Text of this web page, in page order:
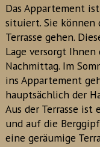
Das Appartement
situiert. Sie können
Terrasse gehen.
Lage versorgt
Nachmittag. Im
ins Appartement
hauptsächlich der
Aus der Terrasse
und auf die
eine geräumige